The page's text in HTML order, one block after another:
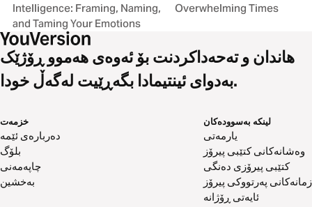
Intelligence: Framing, Naming,
and Taming Your Emotions
Overwhelming Times
هاندان و تەحەداکردنت بۆ ئەوەی هەموو ڕۆژێک
بەدوای ئینتیمادا بگەڕێیت لەگەڵ خودا.
خزمەت
دەربارەی ئێمە
بلۆگ
چاپەمەنی
بەخشین
لینکە بەسوودەکان
یارمەتی
وەشانەکانی کتێبی پیرۆز
کتێبی پیرۆزی دەنگی
زمانەکانی پەرتووکی پیرۆز
ئایەتی ڕۆژانە